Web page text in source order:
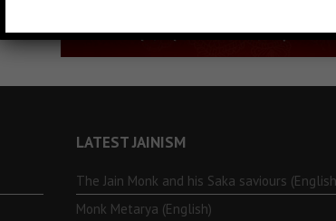
LATEST JAINISM
The Jain Monk and his Saka saviours
Monk Metarya (English)